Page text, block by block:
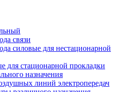
связи
силовые для нестационарной
для стационарной прокладки
назначения
линий электропередач